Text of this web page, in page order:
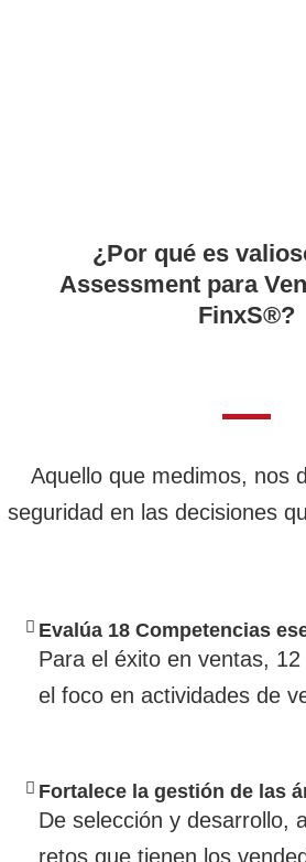
¿Por qué es
Assessment para
FinxS®?
Aquello que medimos, nos
seguridad en las decisiones
Evalúa 18 Competencias
Para el éxito en ventas,
el foco en actividades de
Fortalece la gestión de las
De selección y desarrollo,
retos que tienen los